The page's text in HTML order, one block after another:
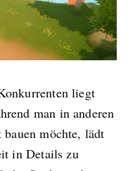
liegt
man in anderen
möchte, lädt
in Details zu